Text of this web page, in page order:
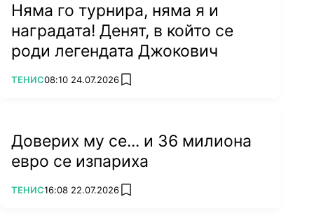
Няма го турнира, няма я и
наградата! Денят, в който се
роди легендата Джокович
ПОВЕЧЕ ОТ
ТЕНИС08:10 24.07.2026 add favorites
Доверих му се... и 36 милиона
евро се изпариха
ПОВЕЧЕ ОТ
ТЕНИС16:08 22.07.2026 add favorites